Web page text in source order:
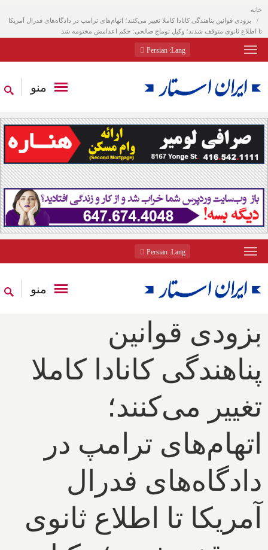
خانه
بزودی قوانین پناهندگی کانادا کاملا تغییر می‌کنند؛ اتهام‌های ترامپ در دادگاه‌های فدرال آمریکا
تا اطلاع ثانوی متوقف شدند؛ وکیل توماج صالحی: حکم اعدامش مختومه شد
Lang
: Persian
منو
Lang
: Persian
منو
بزودی قوانین
پناهندگی کانادا کاملا
تغییر می‌کنند؛
اتهام‌های ترامپ در
دادگاه‌های فدرال
آمریکا تا اطلاع ثانوی